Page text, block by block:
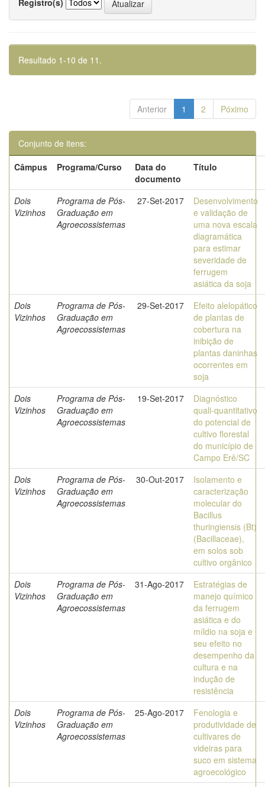
Resultado 1-10 de 11.
Anterior 1 2 Póximo
Conjunto de itens:
Câmpus
Programa/Curso
Data do
documento
Título
Dois
Vizinhos
Programa de Pós-
Graduação em
Agroecossistemas
27-Set-2017
Desenvolvimento
e validação de
uma nova escala
diagramática
para estimar
severidade de
ferrugem
asiática da soja
Dois
Vizinhos
Programa de Pós-
Graduação em
Agroecossistemas
29-Set-2017
Efeito alelopático
de plantas de
cobertura na
inibição de
plantas daninhas
ocorrentes em
soja
Dois
Vizinhos
Programa de Pós-
Graduação em
Agroecossistemas
19-Set-2017
Diagnóstico
quali-quantitativo
do potencial de
cultivo florestal
do município de
Campo Erê/SC
Dois
Vizinhos
Programa de Pós-
Graduação em
Agroecossistemas
30-Out-2017
Isolamento e
caracterização
molecular do
Bacillus
thuringiensis (Bt)
(Bacillaceae),
em solos sob
cultivo orgânico
Dois
Vizinhos
Programa de Pós-
Graduação em
Agroecossistemas
31-Ago-2017
Estratégias de
manejo químico
da ferrugem
asiática e do
míldio na soja e
seu efeito no
desempenho da
cultura e na
indução de
resistência
Dois
Vizinhos
Programa de Pós-
Graduação em
Agroecossistemas
25-Ago-2017
Fenologia e
produtividade de
cultivares de
videiras para
suco em sistema
agroecológico